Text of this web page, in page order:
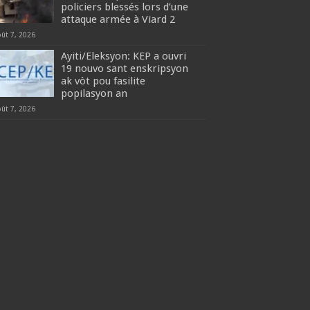
policiers blessés lors d’une
attaque armée à Viard 2
7, 2026
‎Ayiti/Eleksyon: KEP a ouvri
19 nouvo sant enskripsyon
ak vòt pou fasilite
popilasyon an
7, 2026